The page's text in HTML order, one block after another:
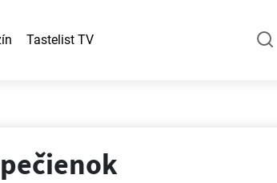
Tastelist TV